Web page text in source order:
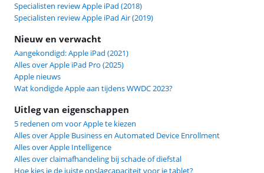
Specialisten review Apple iPad (2018)
Specialisten review Apple iPad Air (2019)
Nieuw en verwacht
Aangekondigd: Apple iPad (2021)
Alles over Apple iPad Pro (2025)
Apple nieuws
Wat kondigde Apple aan tijdens WWDC 2023?
Uitleg van eigenschappen
5 redenen om voor Apple te kiezen
Alles over Apple Business en Automated Device Enrollment
Alles over Apple Intelligence
Alles over claimafhandeling bij schade of diefstal
Hoe kies je de juiste opslagcapaciteit voor je tablet?